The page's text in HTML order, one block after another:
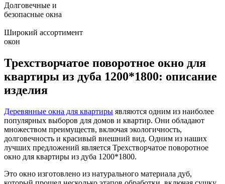
Долговечные и
безопасные окна
Широкий ассортимент
окон
Трехстворчатое поворотное окно для
квартиры из дуба 1200*1800: описание
изделия
Деревянные окна для квартиры являются одним из наиболее
популярных выборов для домов и квартир. Они обладают
множеством преимуществ, включая экологичность,
долговечность и красивый внешний вид. Одним из наших
лучших предложений является Трехстворчатое поворотное
окно для квартиры из дуба 1200*1800.
Это окно изготовлено из натурального материала дуб,